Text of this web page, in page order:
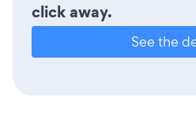
click away.
See the